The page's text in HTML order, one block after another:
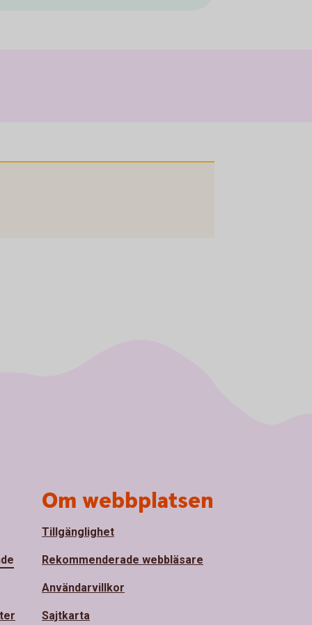
Om webbplatsen
Tillgänglighet
Rekommenderade webbläsare
Användarvillkor
Sajtkarta